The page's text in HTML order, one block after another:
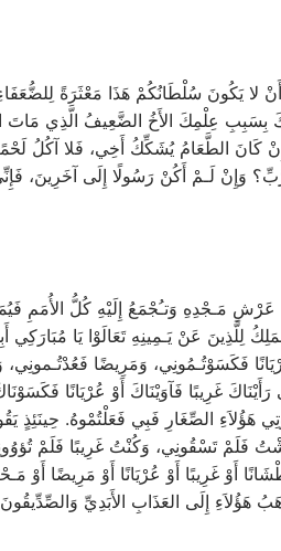
أَنْ لا يَكُونَ سُلْطَانُكُمْ هَذَا مَعْثَرَةً
بِسَبِبِ عِلْمِكَ الأَخُ الضَّعِيفُ الَّذِي مَاتَ
الطَّعَامُ يُشَكِّكُ أَخِي، فَلا آكُلُ لَحْمًا
وَإِنْ لَـمْ أَكُنْ رَسُولًا إِلَى آخَرِينَ،
عَرْشِ مَـجْدِهِ وَتـُجْمَعُ إِلَيْهِ كُلُّ الأُمَمِ
لِلَّذِينَ عَنْ يَـمِينِهِ تَعَالَوْا يَا مُبَارَكِي
فَكَسَوْتُـمُونِي، وَمَرِيضًا فَعُدْتُـمونِي،
غَرِيبًا فَآوَيْنَاكَ أَوْ عُرْيَانًا
هَؤُلاَءِ الصِّغَارِ فَبِي فَعَلْتُمْوهُ. حِينَئِذٍ
فَلَمْ تَسْقُونِي، وَكُنْتُ غَرِيبًا فَلَمْ
أَوْ غَرِيبًا أَوْ عُرْيَانًا أَوْ مَرِيضًا أَوْ
هَؤُلاَءِ إِلَى العَذَابِ الأَبَدِيِّ وَالصِّدِّيقُونَ